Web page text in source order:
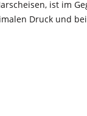
ist im
Druck und